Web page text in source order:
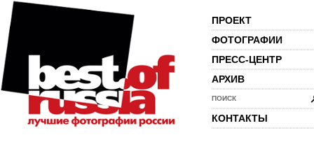
ПРОЕКТ
ФОТОГРАФИИ
ПРЕСС-ЦЕНТР
АРХИВ
ПОИСК
КОНТАКТЫ